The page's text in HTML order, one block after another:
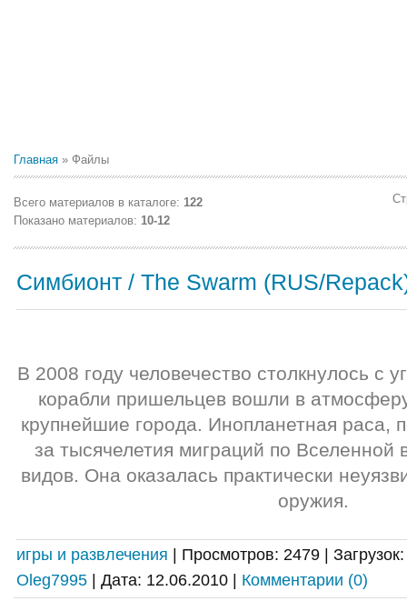
Главная » Файлы
Всего материалов в каталоге: 122
Показано материалов: 10-12
Симбионт / The Swarm (RUS/
В 2008 году человечество столкнулось с
корабли пришельцев вошли в
крупнейшие города. Инопланетная раса,
за тысячелетия миграций по Вселенной
видов. Она оказалась практически
оружия.
игры и развлечения | Просмотров: 2479 | Загрузок:
Oleg7995 | Дата: 12.06.2010 | Комментарии (0)